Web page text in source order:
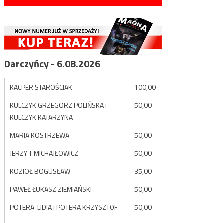
Darczyńcy - 6.08.2026
KACPER STAROŚCIAK
100,00
KULCZYK GRZEGORZ POLIŃSKA i
KULCZYK KATARZYNA
50,00
MARIA KOSTRZEWA
50,00
JERZY T MICHAJŁOWICZ
50,00
KOZIOŁ BOGUSŁAW
35,00
PAWEŁ ŁUKASZ ZIEMIAŃSKI
50,00
POTERA LIDIA i POTERA KRZYSZTOF
50,00